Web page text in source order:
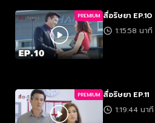
PREMIUM สื่อริษยา EP.10
1:15:58 นาที
PREMIUM สื่อริษยา EP.11
1:19:44 นาที